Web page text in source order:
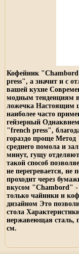
Кофейник
press", а значит и с
вашей кухне
модным тенденциям
ложечка Настоящим
наиболее часто
гейзерный
"french press",
гораздо проще
среднего помола и
минут, гущу
такой способ
не перегревается, не
проходит через
вкусом "Chambord" -
только чайники и
дизайном Это
стола
нержавеющая сталь,
см.